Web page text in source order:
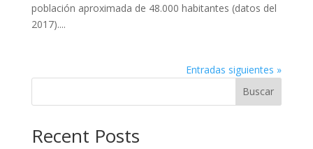
población aproximada de 48.000 habitantes (datos del
2017)....
Entradas siguientes »
Buscar
Recent Posts